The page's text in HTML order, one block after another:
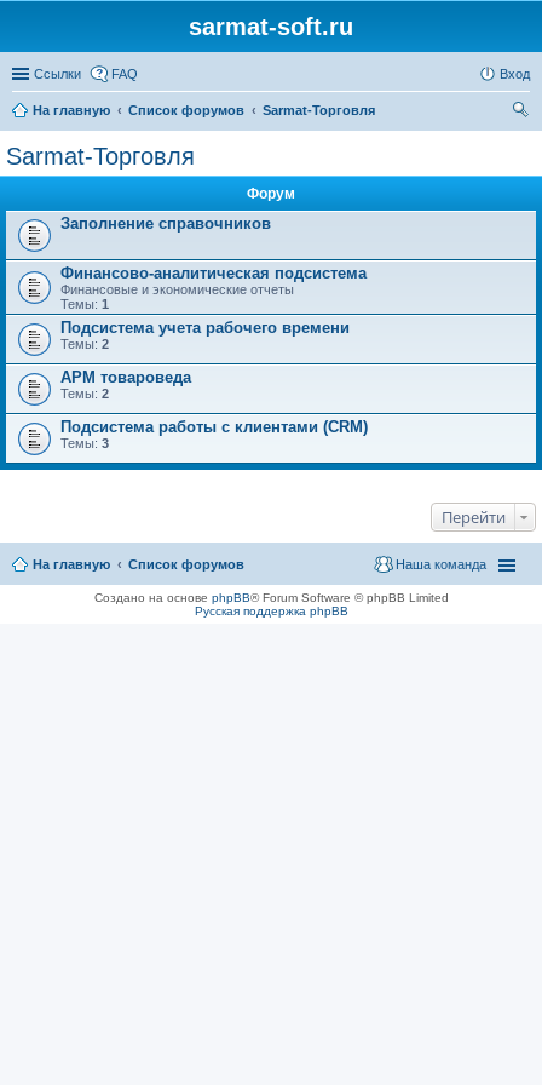
sarmat-soft.ru
Ссылки FAQ Вход
На главную Список форумов
Sarmat-Торговля
Sarmat-Торговля
Форум
Заполнение справочников
Финансово-аналитическая подсистема
Финансовые и экономические отчеты
Темы: 1
Подсистема учета рабочего времени
Темы: 2
АРМ товароведа
Темы: 2
Подсистема работы с клиентами (CRM)
Темы: 3
Перейти
На главную Список форумов Наша команда
Создано на основе phpBB® Forum Software © phpBB Limited
Русская поддержка phpBB